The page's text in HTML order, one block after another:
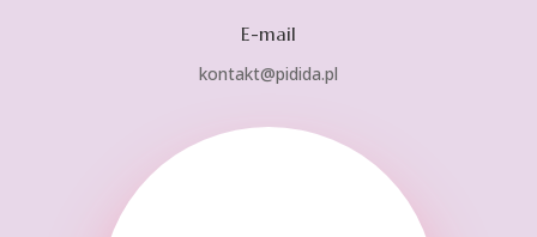
E-mail
kontakt@pidida.pl